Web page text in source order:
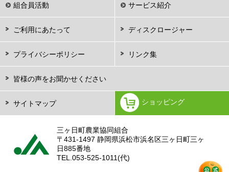
組合員活動 サービス紹介
ご利用にあたって ディスクロージャー
プライバシーポリシー リンク集
皆様の声をお聞かせください
サイトマップ ショッピング
三ヶ日町農業協同組合
〒431-1497 静岡県浜松市浜名区三ヶ日町三ヶ
日885番地
TEL.053-525-1011(代)